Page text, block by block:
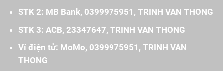
STK 2: MB Bank, 0399975951, TRINH VAN THONG
STK 3: ACB, 23347647, TRINH VAN THONG
Ví điện tử: MoMo, 0399975951, TRINH VAN
THONG